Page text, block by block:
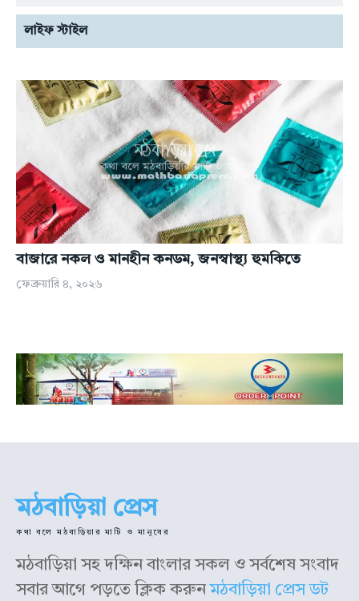
লাইফ স্টাইল
বাজারে নকল ও মানহীন কনডম, জনস্বাস্থ্য হুমকিতে
ফেব্রুয়ারি ৪, ২০২৬
মঠবাড়িয়া প্রেস
কথা বলে মঠবাড়িয়ার মাটি ও মানুষের
মঠবাড়িয়া সহ দক্ষিন বাংলার সকল ও সর্বশেষ সংবাদ
সবার আগে পড়তে ক্লিক করুনমঠবাড়িয়া প্রেস ডট